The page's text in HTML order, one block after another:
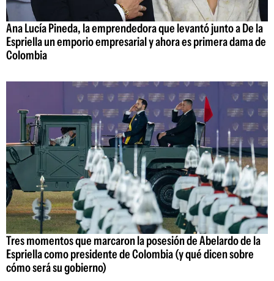
Ana Lucía Pineda, la emprendedora que levantó junto a De la
Espriella un emporio empresarial y ahora es primera dama de
Colombia
Tres momentos que marcaron la posesión de Abelardo de la
Espriella como presidente de Colombia (y qué dicen sobre
cómo será su gobierno)